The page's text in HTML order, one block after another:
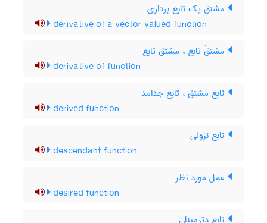
مشتق یک تابع برداری
derivative of a vector valued function
مشتقّ تابع ، مشتق تابع
derivative of function
تابع مشتق ، تابع جدامد
derived function
تابع نزولی
descendant function
عمل مورد نظر
desired function